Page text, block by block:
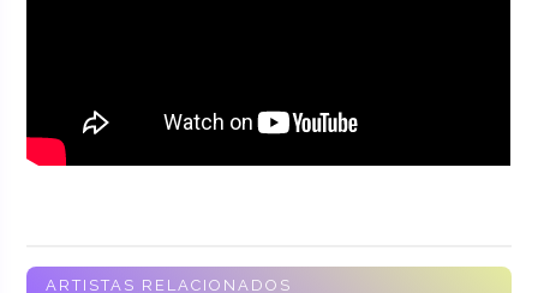
ARTISTAS RELACIONADOS